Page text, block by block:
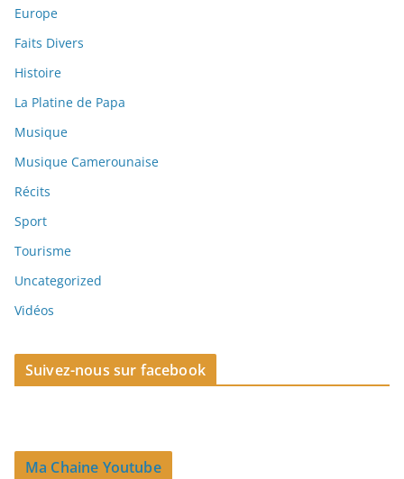
Europe
Faits Divers
Histoire
La Platine de Papa
Musique
Musique Camerounaise
Récits
Sport
Tourisme
Uncategorized
Vidéos
Suivez-nous sur facebook
Ma Chaine Youtube